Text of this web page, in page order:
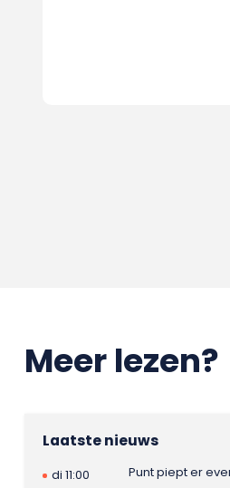
Meer lezen?
Laatste nieuws
di 11:00
Punt piept er